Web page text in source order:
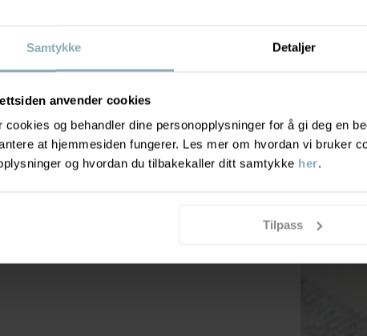
Samtykke Detaljer
anvender cookies
cookies og behandler dine personopplysninger for å gi deg en
at hjemmesiden fungerer. Les mer om hvordan vi bruker
og hvordan du tilbakekaller ditt samtykke her.
Tilpass